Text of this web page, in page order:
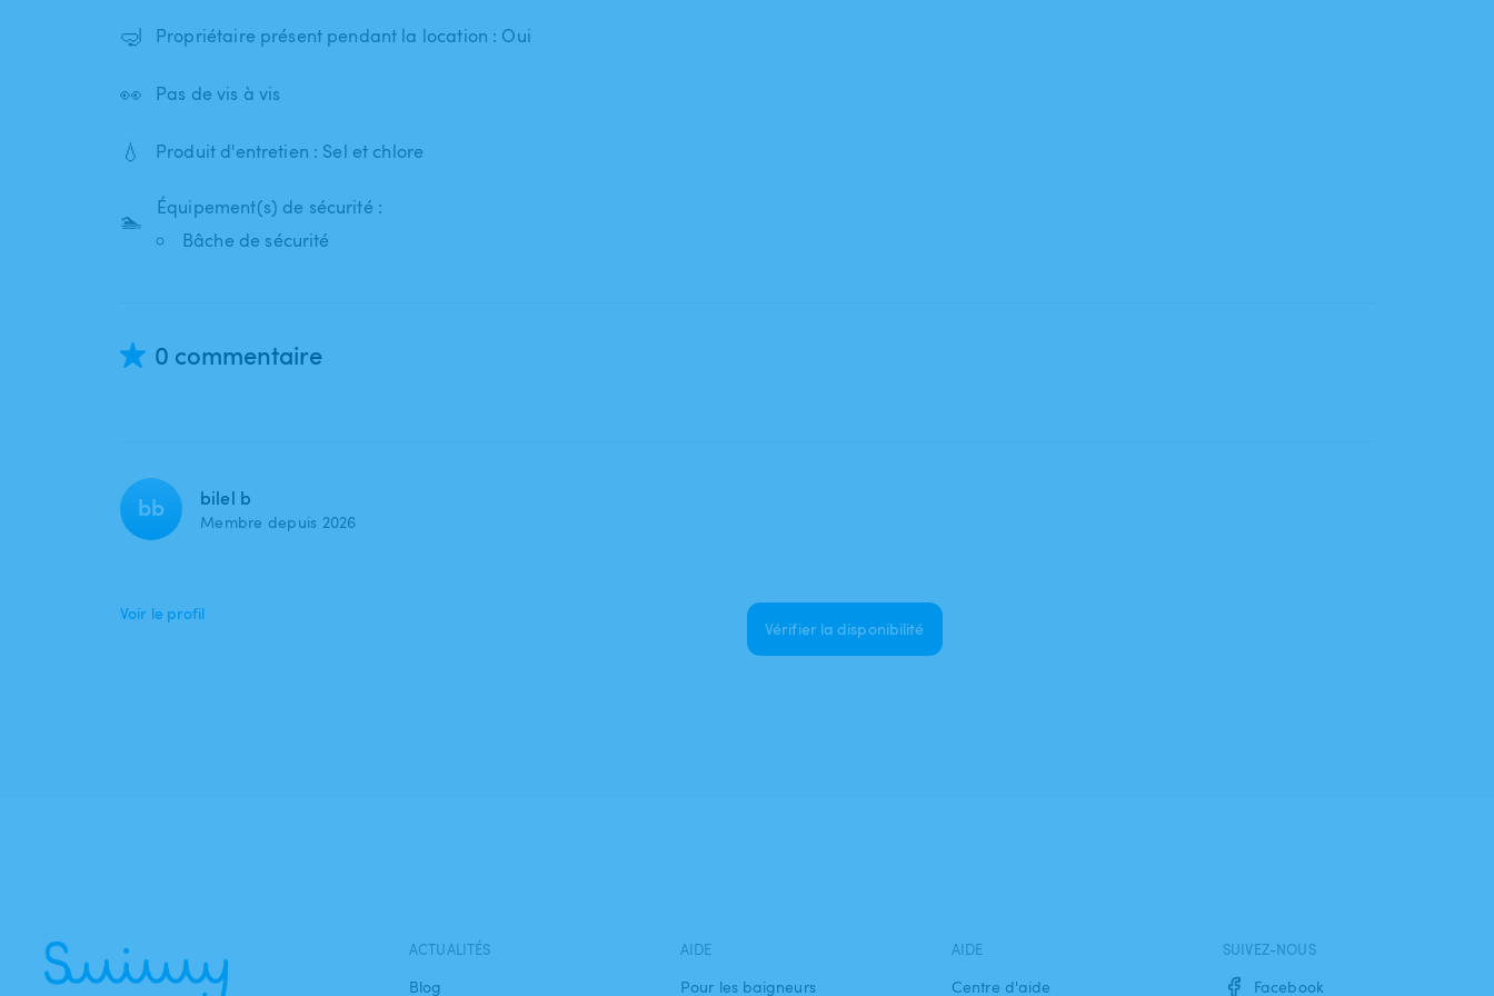
🤿 Propriétaire présent pendant la location : Oui
👀 Pas de vis à vis
💧 Produit d'entretien : Sel et chlore
🏊
Équipement(s) de sécurité :
Bâche de sécurité
0 commentaire
bb bilel b
Membre depuis 2026
Voir le profil
Vérifier la disponibilité
ACTUALITÉS
Blog
AIDE
Pour les baigneurs
AIDE
Centre d'aide
SUIVEZ-NOUS
Facebook